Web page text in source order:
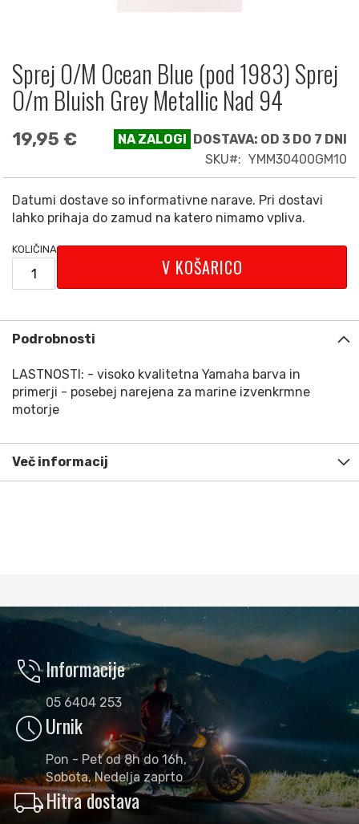
Sprej O/M Ocean Blue (pod 1983) Sprej
O/m Bluish Grey Metallic Nad 94
19,95 € NA ZALOGI DOSTAVA: OD 3 DO 7 DNI
SKU
YMM30400GM10
Datumi dostave so informativne narave. Pri dostavi
lahko prihaja do zamud na katero nimamo vpliva.
KOLIČINA
V KOŠARICO
Preskoči
na
začetek
slik
Podrobnosti
LASTNOSTI: - visoko kvalitetna Yamaha barva in
primerji - posebej narejena za marine izvenkrmne
motorje
Več informacij
phone_in_talkInformacije
05 6404 253
scheduleUrnik
Pon - Pet od 8h do 16h,
Sobota, Nedelja zaprto
local_shippingHitra dostava